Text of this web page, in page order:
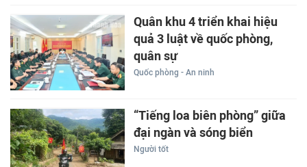
Quân khu 4 triển khai hiệu
quả 3 luật về quốc phòng,
quân sự
Quốc phòng - An ninh
“Tiếng loa biên phòng” giữa
đại ngàn và sóng biển
Người tốt